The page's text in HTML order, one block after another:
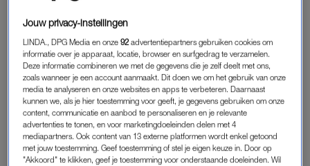
Jouw privacy-instellingen
LINDA., DPG Media en onze92 advertentiepartners gebruiken cookies om
informatie over je apparaat, locatie, browser en surfgedrag te verzamelen.
Deze informatie combineren we met de gegevens die je zelf deelt met ons,
zoals wanneer je een account aanmaakt. Dit doen we om het gebruik van onze
media te analyseren en onze websites en apps te verbeteren. Daarnaast
kunnen we, als je hier toestemming voor geeft, je gegevens gebruiken om onze
content, communicatie en aanbod te personaliseren en je relevante
advertenties te tonen, en voor marketingdoeleinden delen met 4
mediapartners. Ook content van 13 externe platformen wordt enkel getoond
met jouw toestemming. Geef toestemming of stel je eigen keuze in. Door op
"Akkoord" te klikken, geef je toestemming voor onderstaande doeleinden. Wil